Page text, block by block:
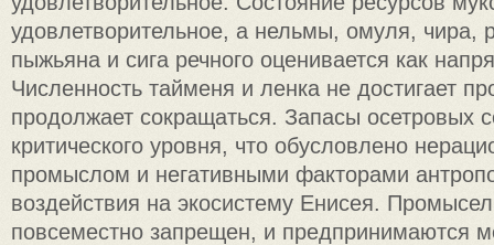
удовлетворительное, а нельмы, омуля, чира,
пыжьяна и сига речного оценивается как
Численность тайменя и ленка не достигает
продолжает сокращаться. Запасы осетровых
критического уровня, что обусловлено
промыслом и негативными факторами
воздействия на экосистему Енисея.
повсеместно запрещен, и предпринимаются